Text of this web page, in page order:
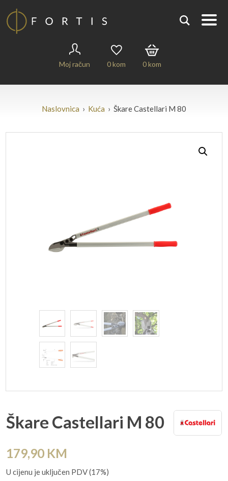
Moj račun 0kom 0kom
Naslovnica › Kuća › Škare Castellari M 80
Škare Castellari M 80
179,90 KM
U cijenu je uključen PDV (17%)